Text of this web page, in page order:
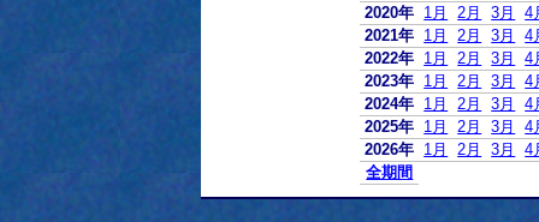
2020年 1月 2月 3月
4
2021年 1月 2月 3月
4
2022年 1月 2月 3月
4
2023年 1月 2月 3月
4
2024年 1月 2月 3月
4
2025年 1月 2月 3月
4
2026年 1月 2月 3月
4
全期間